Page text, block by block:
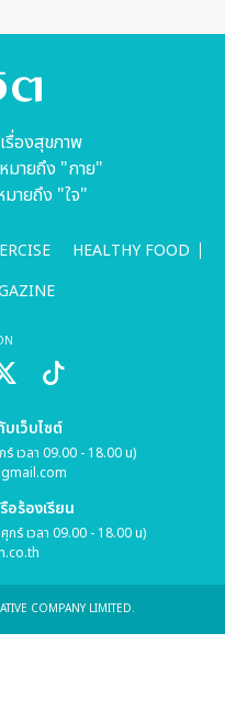
รื่องสุขภาพ
มายถึง "กาย"
ายถึง "ใจ"
HEALTHY FOOD
เว็บไซต์
เวลา 09.00 - 18.00 น)
ร้องเรียน
ร์ เวลา 09.00 - 18.00 น)
COMPANY LIMITED.